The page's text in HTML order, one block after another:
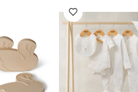
يتضمن المنتج:
أيضاً:طقم ألبسة قطعة واحدة
- 5 قطع
طقم بيجامة، بودي
5 قطع
طقم عبوات ثلج
صدرية بدون أكمام من سيترون -
مواد حيوية من سيترون - نقشة